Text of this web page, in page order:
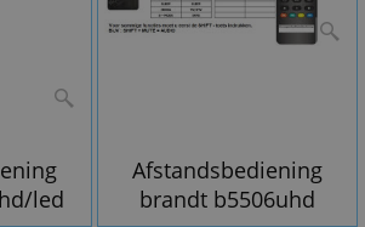
led
Afstandsbediening
brandt b5506uhd